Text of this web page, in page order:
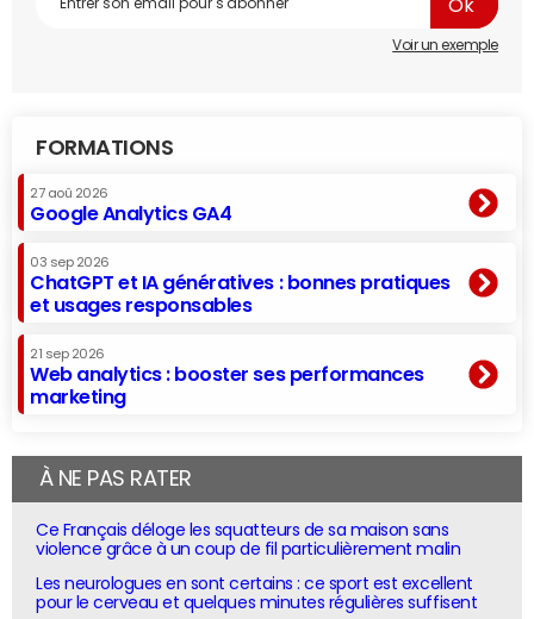
Voir un exemple
FORMATIONS
27 aoû 2026
Google Analytics GA4
03 sep 2026
ChatGPT et IA génératives : bonnes pratiques
et usages responsables
21 sep 2026
Web analytics : booster ses performances
marketing
À NE PAS RATER
Ce Français déloge les squatteurs de sa maison sans
violence grâce à un coup de fil particulièrement malin
Les neurologues en sont certains : ce sport est excellent
pour le cerveau et quelques minutes régulières suffisent